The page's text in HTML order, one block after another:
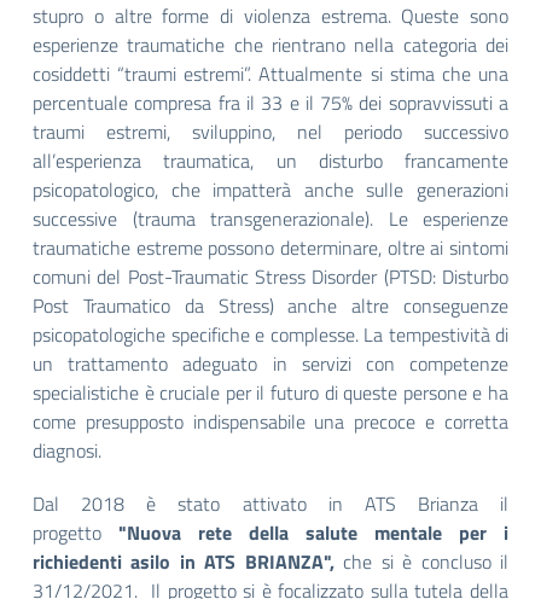
stupro o altre forme di violenza estrema. Queste sono
esperienze traumatiche che rientrano nella categoria dei
cosiddetti “traumi estremi”. Attualmente si stima che una
percentuale compresa fra il 33 e il 75% dei sopravvissuti a
traumi estremi, sviluppino, nel periodo successivo
all’esperienza traumatica, un disturbo francamente
psicopatologico, che impatterà anche sulle generazioni
successive (trauma transgenerazionale). Le esperienze
traumatiche estreme possono determinare, oltre ai sintomi
comuni del Post-Traumatic Stress Disorder (PTSD: Disturbo
Post Traumatico da Stress) anche altre conseguenze
psicopatologiche specifiche e complesse. La tempestività di
un trattamento adeguato in servizi con competenze
specialistiche è cruciale per il futuro di queste persone e ha
come presupposto indispensabile una precoce e corretta
diagnosi.
Dal 2018 è stato attivato in ATS Brianza il
progetto "Nuova rete della salute mentale per i
richiedenti asilo in ATS BRIANZA", che si è concluso il
31/12/2021. Il progetto si è focalizzato sulla tutela della